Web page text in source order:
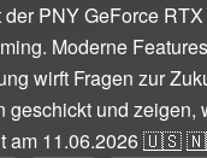
der PNY GeForce
Moderne
wirft Fragen zur
und
am 11.06.2026🇺🇸